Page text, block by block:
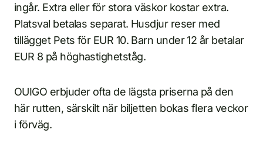
ingår. Extra eller för stora väskor kostar extra.
Platsval betalas separat. Husdjur reser med
tillägget Pets för EUR 10. Barn under 12 år betalar
EUR 8 på höghastighetståg.
OUIGO erbjuder ofta de lägsta priserna på den
här rutten, särskilt när biljetten bokas flera veckor
i förväg.